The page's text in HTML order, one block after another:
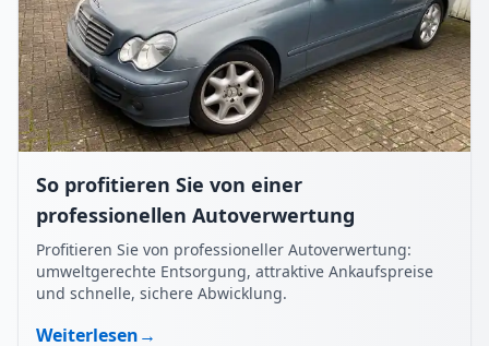
So profitieren Sie von einer
professionellen Autoverwertung
Profitieren Sie von professioneller Autoverwertung:
umweltgerechte Entsorgung, attraktive Ankaufspreise
und schnelle, sichere Abwicklung.
Weiterlesen→